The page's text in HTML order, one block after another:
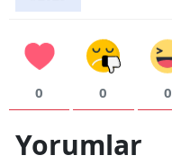
0 0 0
Yorumlar